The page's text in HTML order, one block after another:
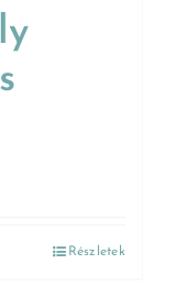
Részletek